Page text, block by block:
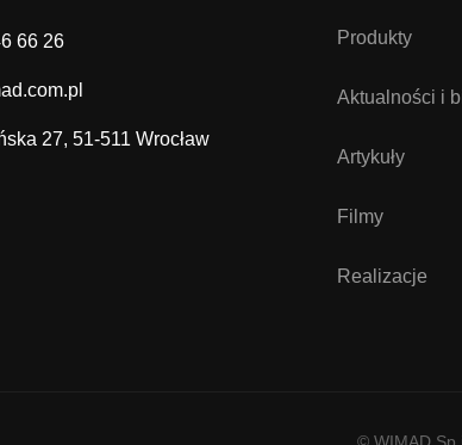
66 26
27, 51-511 Wrocław
Produkty
Aktualności i
Artykuły
Filmy
Realizacje